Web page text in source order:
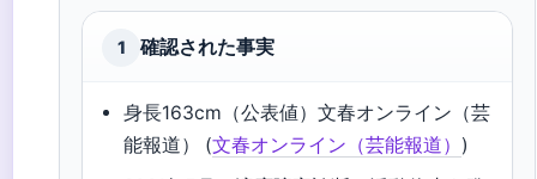
1 確認された事実
身長163cm（公表値）文春オンライン（芸
能報道）
(文春オンライン（芸能報道） )